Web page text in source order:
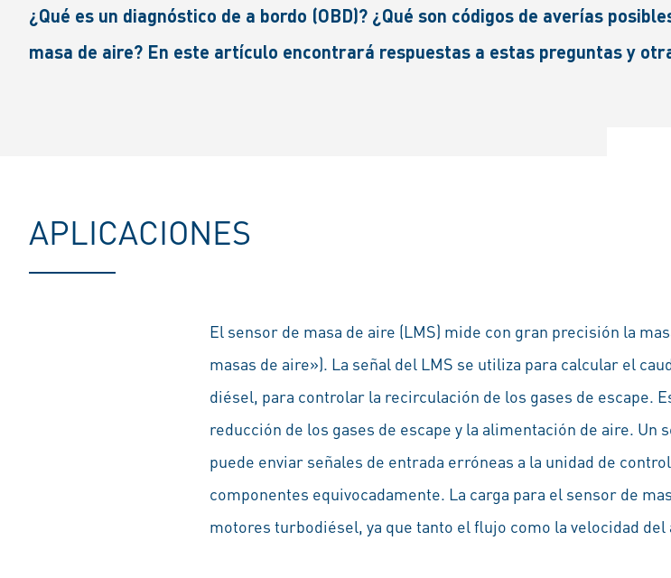
¿Qué es un diagnóstico de a bordo (OBD)? ¿Qué son códigos de averías
masa de aire? En este artículo encontrará respuestas a estas preguntas y
APLICACIONES
El sensor de masa de aire (LMS) mide con gran precisión la
masas de aire»). La señal del LMS se utiliza para calcular el
diésel, para controlar la recirculación de los gases de escape.
reducción de los gases de escape y la alimentación de aire. Un
puede enviar señales de entrada erróneas a la unidad de
componentes equivocadamente. La carga para el sensor de
motores turbodiésel, ya que tanto el flujo como la velocidad del